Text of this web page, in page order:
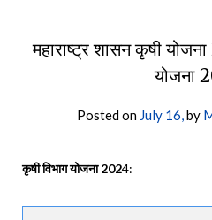
महाराष्ट्र शासन कृषी
योजना
Posted on July 16,by
कृषी विभाग योजना 2024: